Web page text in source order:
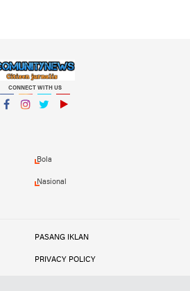
CONNECT WITH US
Bola
Nasional
PASANG IKLAN
PRIVACY POLICY